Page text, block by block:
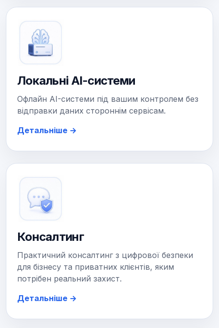
Локальні AI-системи
Офлайн AI-системи під вашим контролем без
відправки даних стороннім сервісам.
Детальніше →
Консалтинг
Практичний консалтинг з цифрової безпеки
для бізнесу та приватних клієнтів, яким
потрібен реальний захист.
Детальніше →